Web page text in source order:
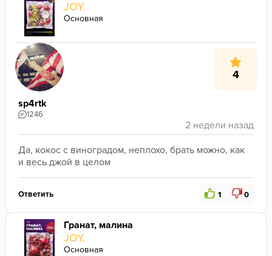
JOY.
Основная
4
sp4rtk
1246
Да, кокос с виноградом, неплохо, брать можно, как
и весь джой в целом
Ответить 1 0
Гранат, малина
JOY.
Основная